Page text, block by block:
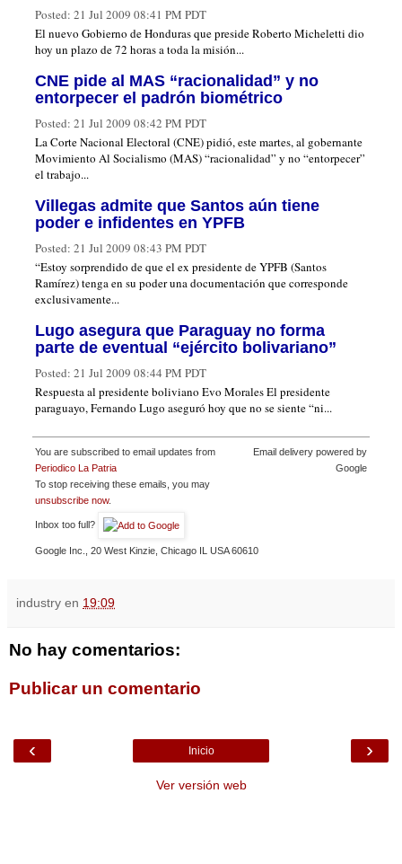
Posted: 21 Jul 2009 08:41 PM PDT
El nuevo Gobierno de Honduras que preside Roberto Micheletti dio
hoy un plazo de 72 horas a toda la misión...
CNE pide al MAS “racionalidad” y no
entorpecer el padrón biométrico
Posted: 21 Jul 2009 08:42 PM PDT
La Corte Nacional Electoral (CNE) pidió, este martes, al gobernante
Movimiento Al Socialismo (MAS) “racionalidad” y no “entorpecer”
el trabajo...
Villegas admite que Santos aún tiene
poder e infidentes en YPFB
Posted: 21 Jul 2009 08:43 PM PDT
“Estoy sorprendido de que el ex presidente de YPFB (Santos
Ramírez) tenga en su poder una documentación que corresponde
exclusivamente...
Lugo asegura que Paraguay no forma
parte de eventual “ejército bolivariano”
Posted: 21 Jul 2009 08:44 PM PDT
Respuesta al presidente boliviano Evo Morales El presidente
paraguayo, Fernando Lugo aseguró hoy que no se siente “ni...
You are subscribed to email updates from
Periodico La Patria
To stop receiving these emails, you may
unsubscribe now.
Email delivery powered by
Google
Inbox too full?
Google Inc., 20 West Kinzie, Chicago IL USA 60610
industry en 19:09
No hay comentarios:
Publicar un comentario
‹ ›
Inicio
Ver versión web